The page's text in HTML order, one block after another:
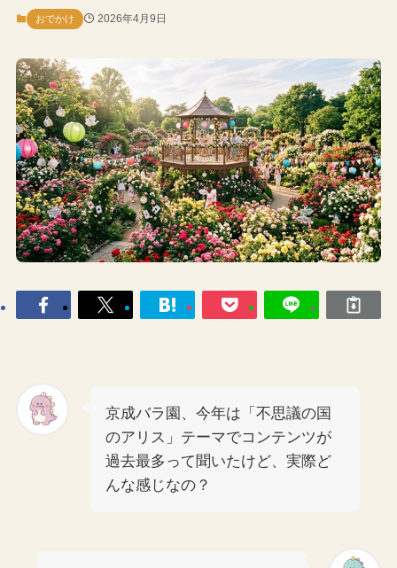
おでかけ 2026年4月9日
京成バラ園、今年は「不思議の国
のアリス」テーマでコンテンツが
過去最多って聞いたけど、実際ど
んな感じなの？